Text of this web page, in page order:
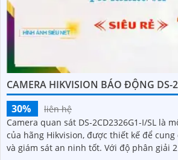
CAMERA HIKVISION BÁO ĐỘNG DS-
30%
liên hệ
Camera quan sát DS-2CD2326G1-I/SL là
của hãng Hikvision, được thiết kế để
và giám sát an ninh tốt. Với độ phân giải 2